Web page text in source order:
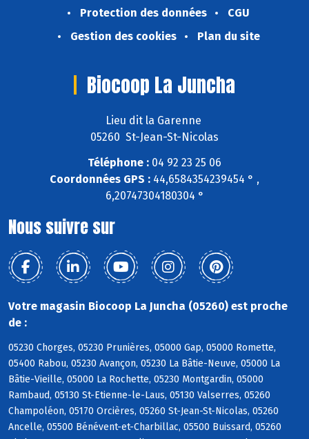
Protection des données
CGU
Gestion des cookies
Plan du site
Biocoop La Juncha
Lieu dit la Garenne
05260 St-Jean-St-Nicolas
Téléphone : 04 92 23 25 06
Coordonnées GPS : 44,6584354239454 ° ,
6,20747304180304 °
Nous suivre sur
Votre magasin Biocoop La Juncha (05260) est proche
de :
05230 Chorges, 05230 Prunières, 05000 Gap, 05000 Romette,
05400 Rabou, 05230 Avançon, 05230 La Bâtie-Neuve, 05000 La
Bâtie-Vieille, 05000 La Rochette, 05230 Montgardin, 05000
Rambaud, 05130 St-Etienne-le-Laus, 05130 Valserres, 05260
Champoléon, 05170 Orcières, 05260 St-Jean-St-Nicolas, 05260
Ancelle, 05500 Bénévent-et-Charbillac, 05500 Buissard, 05260